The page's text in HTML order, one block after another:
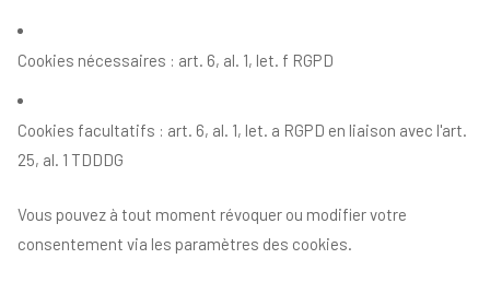
Cookies nécessaires : art. 6, al. 1, let. f RGPD
Cookies facultatifs : art. 6, al. 1, let. a RGPD en liaison avec l'art.
25, al. 1 TDDDG
Vous pouvez à tout moment révoquer ou modifier votre
consentement via les paramètres des cookies.